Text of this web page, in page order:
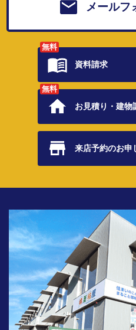
メールフ
無料
資料請求
無料
お見積り・建物
来店予約のお申